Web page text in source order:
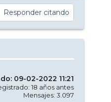
Responder citando
09-02-2022 11:21
18 años antes
Mensajes: 3.097